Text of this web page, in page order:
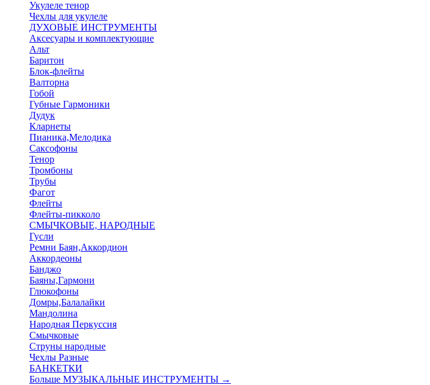
Укулеле тенор
Чехлы для укулеле
ДУХОВЫЕ ИНСТРУМЕНТЫ
Аксесуары и комплектующие
Альт
Баритон
Блок-флейты
Валторна
Гобой
Губные Гармоники
Дудук
Кларнеты
Пианика,Мелодика
Саксофоны
Тенор
Тромбоны
Трубы
Фагот
Флейты
Флейты-пикколо
СМЫЧКОВЫЕ, НАРОДНЫЕ
Гусли
Ремни Баян,Аккордион
Аккордеоны
Банджо
Баяны,Гармони
Глюкофоны
Домры,Балалайки
Мандолина
Народная Перкуссия
Смычковые
Струны народные
Чехлы Разные
БАНКЕТКИ
Больше МУЗЫКАЛЬНЫЕ ИНСТРУМЕНТЫ →